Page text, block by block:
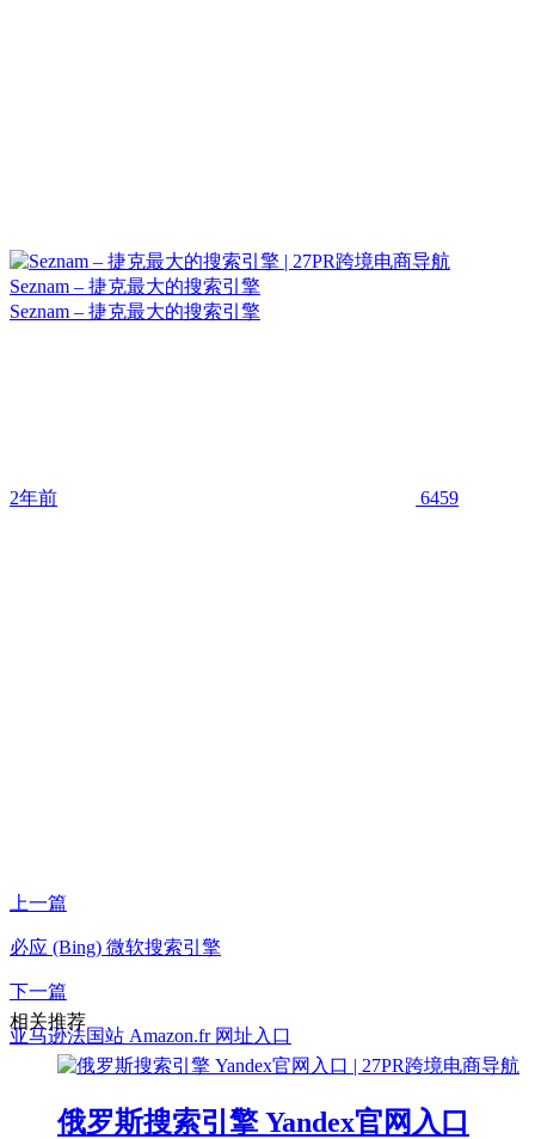
Seznam – 捷克最大的搜索引擎
Seznam – 捷克最大的搜索引擎
2年前 6459
上一篇
必应 (Bing) 微软搜索引擎
下一篇
亚马逊法国站 Amazon.fr 网址入口
相关推荐
俄罗斯搜索引擎 Yandex官网入口